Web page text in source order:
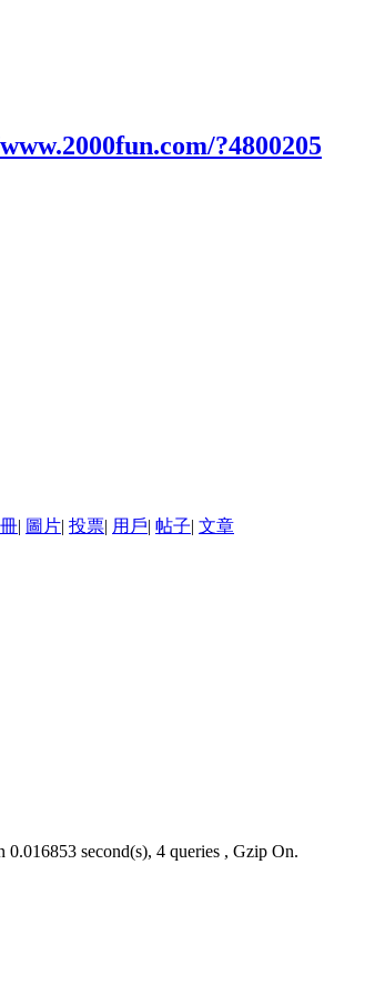
?4800205
| 圖片| 投票| 用戶| 帖子| 文章
0.016853 second(s), 4 queries , Gzip On.